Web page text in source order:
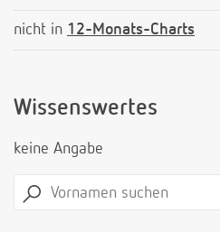
nicht in 12-Monats-Charts
Wissenswertes
keine Angabe